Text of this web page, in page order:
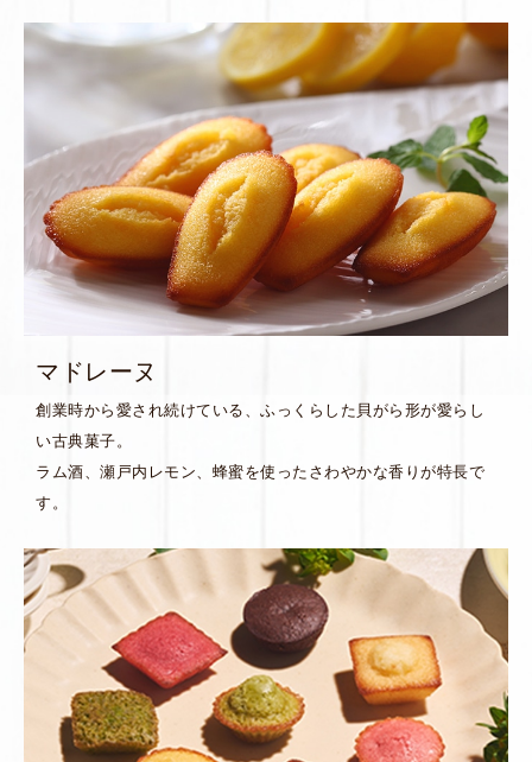
マドレーヌ
創業時から愛され続けている、ふっくらした貝がら形が愛らし
い古典菓子。
ラム酒、瀬戸内レモン、蜂蜜を使ったさわやかな香りが特長で
す。